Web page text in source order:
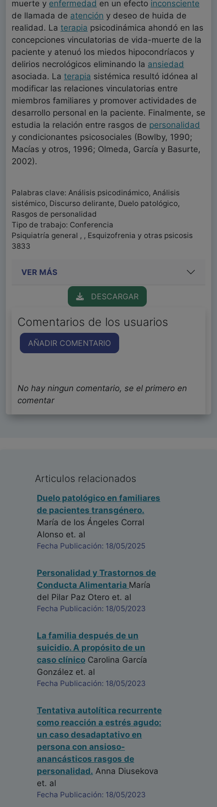
muerte y enfermedad en un efecto inconsciente
de llamada de atención y deseo de huida de
realidad. La terapia psicodinámica ahondó en las
concepciones vinculatorias de vida-muerte de la
paciente y atenuó los miedos hipocondríacos y
delirios necrológicos eliminando la ansiedad
asociada. La terapia sistémica resultó idónea al
modificar las relaciones vinculatorias entre
miembros familiares y promover actividades de
desarrollo personal en la paciente. Finalmente, se
estudia la relación entre rasgos de personalidad
y condicionantes psicosociales (Bowlby, 1990;
Macías y otros, 1996; Olmeda, García y Basurte,
2002).
Palabras clave: Análisis psicodinámico, Análisis
sistémico, Discurso delirante, Duelo patológico,
Rasgos de personalidad
Tipo de trabajo: Conferencia
Psiquiatría general , , Esquizofrenia y otras psicosis
3833
VER MÁS
DESCARGAR
Comentarios de los usuarios
AÑADIR COMENTARIO
No hay ningun comentario, se el primero en
comentar
Articulos relacionados
Duelo patológico en familiares
de pacientes transgénero.
María de los Ángeles Corral
Alonso et. al
Fecha Publicación: 18/05/2025
Personalidad y Trastornos de
Conducta Alimentaria María
del Pilar Paz Otero et. al
Fecha Publicación: 18/05/2023
La familia después de un
suicidio. A propósito de un
caso clínico Carolina García
González et. al
Fecha Publicación: 18/05/2023
Tentativa autolítica recurrente
como reacción a estrés agudo:
un caso desadaptativo en
persona con ansioso-
anancásticos rasgos de
personalidad. Anna Diusekova
et. al
Fecha Publicación: 18/05/2023